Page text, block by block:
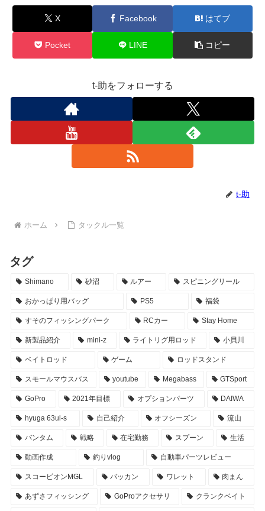
X Facebook はてブ
Pocket LINE コピー
t-助をフォローする
t-助
ホーム タックル一覧
タグ
Shimano 砂沼 ルアー スピニングリール
おかっぱり用バッグ PS5 福袋
すそのフィッシングパーク RCカー Stay Home
新製品紹介 mini-z ライトリグ用ロッド 小貝川
ベイトロッド ゲーム ロッドスタンド
スモールマウスバス youtube Megabass GTSport
GoPro 2021年目標 オプションパーツ DAIWA
hyuga 63ul-s 自己紹介 オフシーズン 流山
バンタム 戦略 在宅勤務 スプーン 生活
動画作成 釣りvlog 自動車パーツレビュー
スコーピオンMGL バッカン ワレット 肉まん
あずさフィッシング GoProアクセサリ クランクベイト